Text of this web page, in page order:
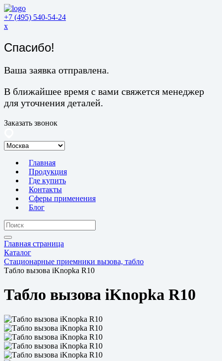
+7 (495) 540-54-24
x
Спасибо!
Ваша заявка отправлена.
В ближайшее время с вами свяжется менеджер
для уточнения деталей.
Заказать звонок
Главная
Продукция
Где купить
Контакты
Сферы применения
Блог
Главная страница
Каталог
Стационарные приемники вызова, табло
Табло вызова iKnopka R10
Табло вызова iKnopka R10